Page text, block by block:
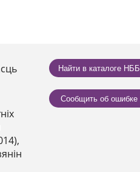
Найти в каталоге НББ
Сообщить об ошибке